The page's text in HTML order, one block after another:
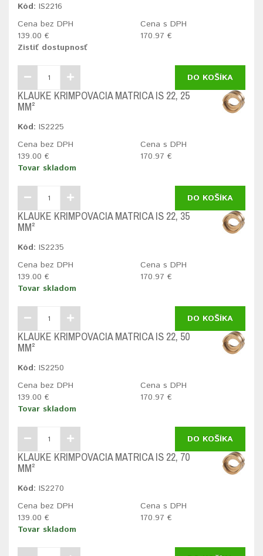
Kód: IS2216
Cena bez DPH
139.00 €
Cena s DPH
170.97 €
Zistiť dostupnosť
DO KOŠÍKA
KLAUKE KRIMPOVACIA MATRICA IS 22, 25
MM²
Kód: IS2225
Cena bez DPH
139.00 €
Cena s DPH
170.97 €
Tovar skladom
DO KOŠÍKA
KLAUKE KRIMPOVACIA MATRICA IS 22, 35
MM²
Kód: IS2235
Cena bez DPH
139.00 €
Cena s DPH
170.97 €
Tovar skladom
DO KOŠÍKA
KLAUKE KRIMPOVACIA MATRICA IS 22, 50
MM²
Kód: IS2250
Cena bez DPH
139.00 €
Cena s DPH
170.97 €
Tovar skladom
DO KOŠÍKA
KLAUKE KRIMPOVACIA MATRICA IS 22, 70
MM²
Kód: IS2270
Cena bez DPH
139.00 €
Cena s DPH
170.97 €
Tovar skladom